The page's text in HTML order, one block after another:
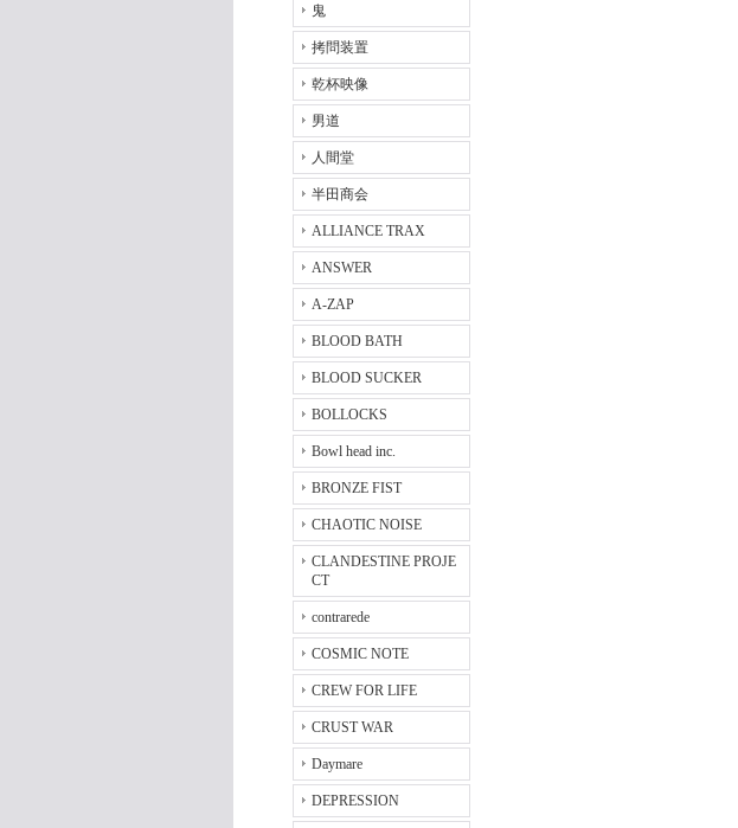
鬼
拷問装置
乾杯映像
男道
人間堂
半田商会
ALLIANCE TRAX
ANSWER
A-ZAP
BLOOD BATH
BLOOD SUCKER
BOLLOCKS
Bowl head inc.
BRONZE FIST
CHAOTIC NOISE
CLANDESTINE PROJE
CT
contrarede
COSMIC NOTE
CREW FOR LIFE
CRUST WAR
Daymare
DEPRESSION